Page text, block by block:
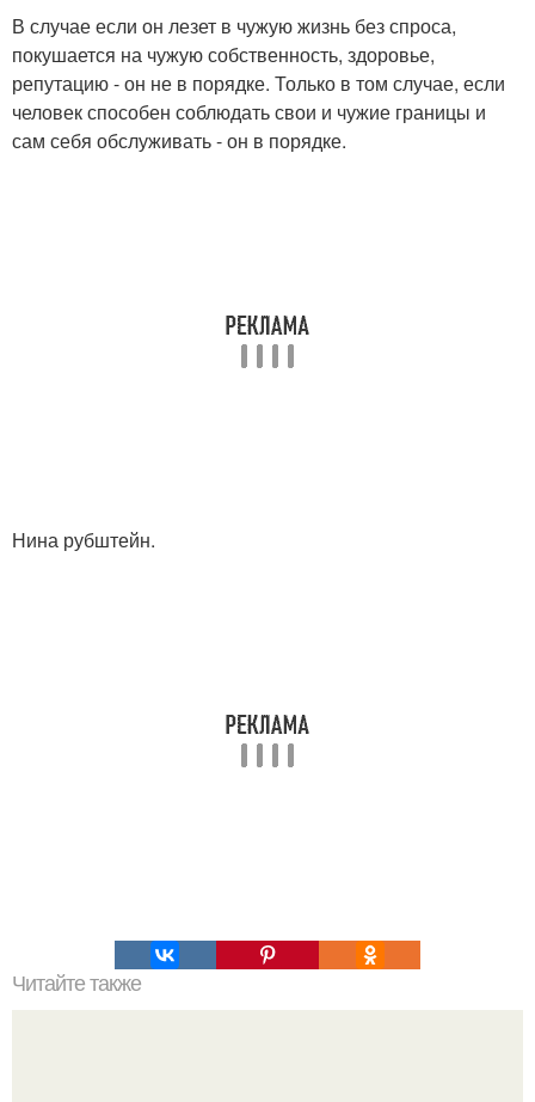
В случае если он лезет в чужую жизнь без спроса,
покушается на чужую собственность, здоровье,
репутацию - он не в порядке. Только в том случае, если
человек способен соблюдать свои и чужие границы и
сам себя обслуживать - он в порядке.
Нина рубштейн.
Читайте также